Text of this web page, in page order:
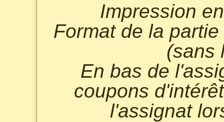
Impression
Format de la
(sans
En bas de
coupons
l'assignat